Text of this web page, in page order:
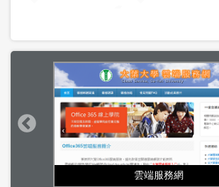
雲端服務網